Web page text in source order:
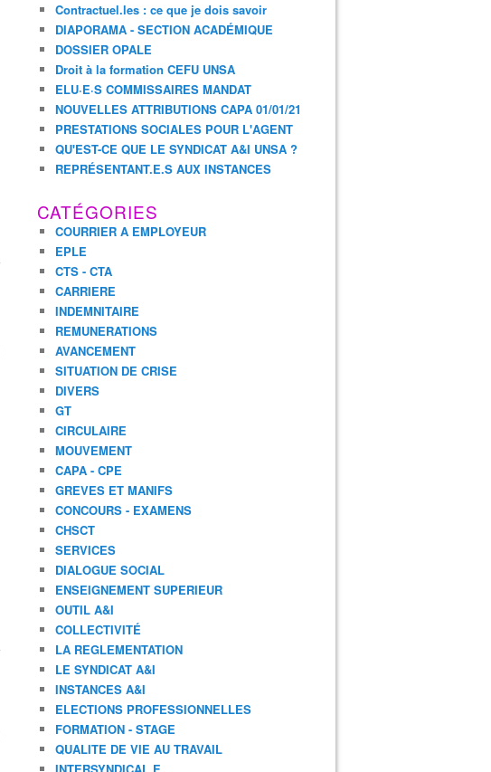
Contractuel.les : ce que je dois savoir
DIAPORAMA - SECTION ACADÉMIQUE
DOSSIER OPALE
Droit à la formation CEFU UNSA
ELU·E·S COMMISSAIRES MANDAT
NOUVELLES ATTRIBUTIONS CAPA 01/01/21
PRESTATIONS SOCIALES POUR L'AGENT
QU'EST-CE QUE LE SYNDICAT A&I UNSA ?
REPRÉSENTANT.E.S AUX INSTANCES
CATÉGORIES
COURRIER A EMPLOYEUR
EPLE
CTS - CTA
CARRIERE
INDEMNITAIRE
REMUNERATIONS
AVANCEMENT
SITUATION DE CRISE
DIVERS
GT
CIRCULAIRE
MOUVEMENT
CAPA - CPE
GREVES ET MANIFS
CONCOURS - EXAMENS
CHSCT
SERVICES
DIALOGUE SOCIAL
ENSEIGNEMENT SUPERIEUR
OUTIL A&I
COLLECTIVITÉ
LA REGLEMENTATION
LE SYNDICAT A&I
INSTANCES A&I
ELECTIONS PROFESSIONNELLES
FORMATION - STAGE
QUALITE DE VIE AU TRAVAIL